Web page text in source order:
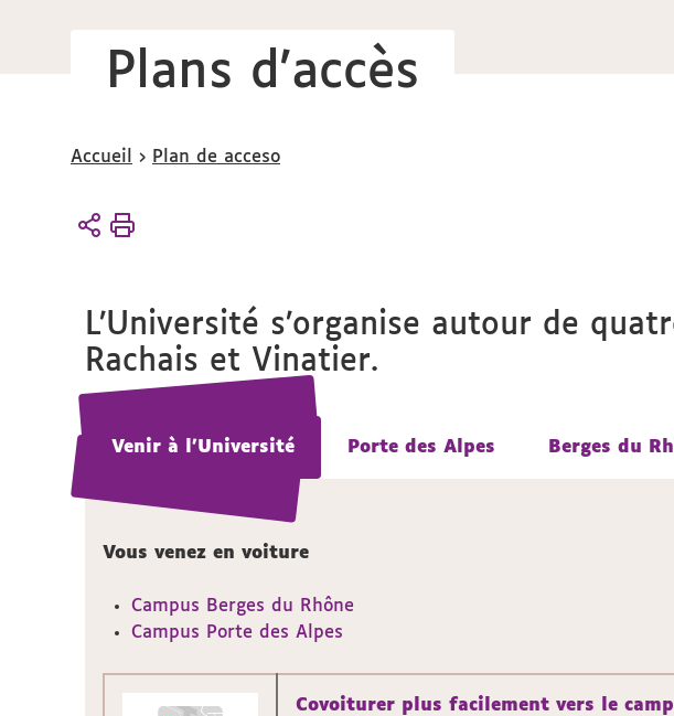
Plans d'accès
Vous
ici :
Accueil Plan de acceso
L’Université s’organise autour de
Rachais et Vinatier.
Venir à l'Université
Venir à l'Université Porte des Alpes
Porte des Alpes Berges du
Berges du
Vous venez en voiture
Campus Berges du Rhône
Campus Porte des Alpes
Covoiturer plus facilement vers le